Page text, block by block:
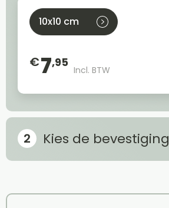
10x10 cm
€7,95
Incl. BTW
Kies de bevestiging